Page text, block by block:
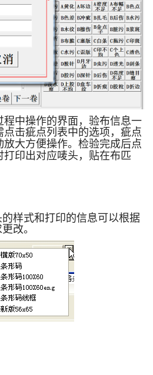
中操作的界面，验布信息一
击疵点列表中的选项， 疵点
放大方便操作。检验完成后点
印出对应唛头，贴在布匹
的样式和打印的信息可以根据
改。